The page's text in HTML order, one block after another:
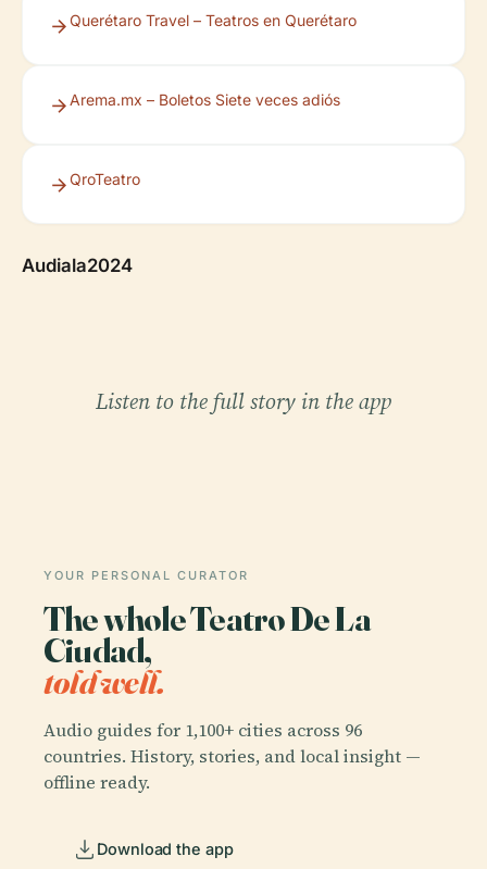
Querétaro Travel – Teatros en Querétaro
Arema.mx – Boletos Siete veces adiós
QroTeatro
Audiala2024
Listen to the full story in the app
YOUR PERSONAL CURATOR
The whole Teatro De La
Ciudad,
told well.
Audio guides for 1,100+ cities across 96
countries. History, stories, and local insight —
offline ready.
Download the app